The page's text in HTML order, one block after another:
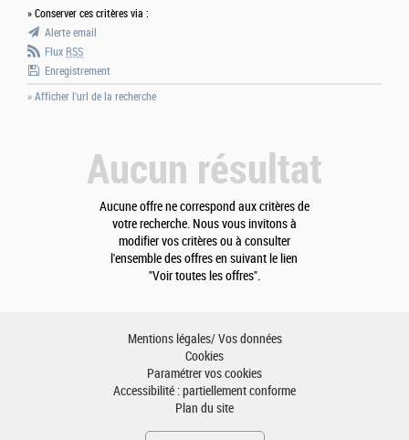
» Conserver ces critères via :
Alerte email
Flux RSS
Enregistrement
» Afficher l'url de la recherche
Aucun résultat
Aucune offre ne correspond aux critères de
votre recherche. Nous vous invitons à
modifier vos critères ou à consulter
l'ensemble des offres en suivant le lien
"Voir toutes les offres".
Mentions légales/ Vos données
Cookies
Paramétrer vos cookies
Accessibilité : partiellement conforme
Plan du site